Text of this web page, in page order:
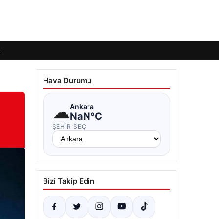
Hava Durumu
☁Ankara
NaN°C
ŞEHIR SEÇ
Bizi Takip Edin